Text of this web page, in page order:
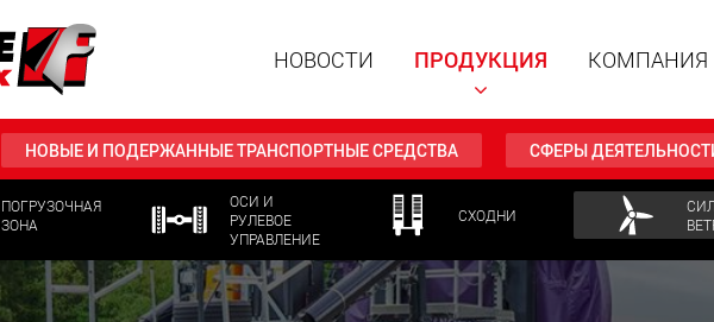
НОВОСТИ ПРОДУКЦИЯ КОМПАНИЯ
НОВЫЕ И ПОДЕРЖАННЫЕ ТРАНСПОРТНЫЕ СРЕДСТВА СФЕРЫ
ПОГРУЗОЧНАЯ
ЗОНА
ОСИ И
РУЛЕВОЕ
УПРАВЛЕНИЕ
СХОДНИ